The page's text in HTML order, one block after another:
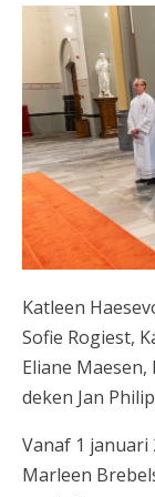
Katleen
Sofie Rogiest,
Eliane
deken Jan
Vanaf 1
Marleen